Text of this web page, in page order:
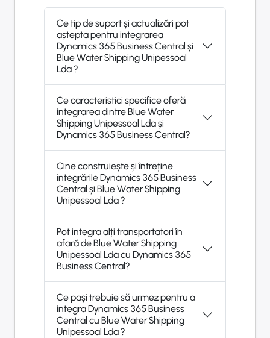
Ce tip de suport și actualizări pot
aștepta pentru integrarea
Dynamics 365 Business Central și
Blue Water Shipping Unipessoal
Lda ?
Ce caracteristici specifice oferă
integrarea dintre Blue Water
Shipping Unipessoal Lda și
Dynamics 365 Business Central?
Cine construiește și întreține
integrările Dynamics 365 Business
Central și Blue Water Shipping
Unipessoal Lda ?
Pot integra alți transportatori în
afară de Blue Water Shipping
Unipessoal Lda cu Dynamics 365
Business Central?
Ce pași trebuie să urmez pentru a
integra Dynamics 365 Business
Central cu Blue Water Shipping
Unipessoal Lda ?